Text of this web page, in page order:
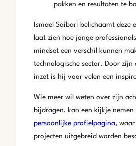
pakken en resultaten te
Ismael Saibari belichaamt deze
laat zien hoe jonge
mindset een verschil kunnen
technologische sector. Door zijn
inzet is hij voor velen een
Wie meer wil weten over zijn
bijdragen, kan een kijkje nemen
persoonlijke profielpagina,
projecten uitgebreid worden